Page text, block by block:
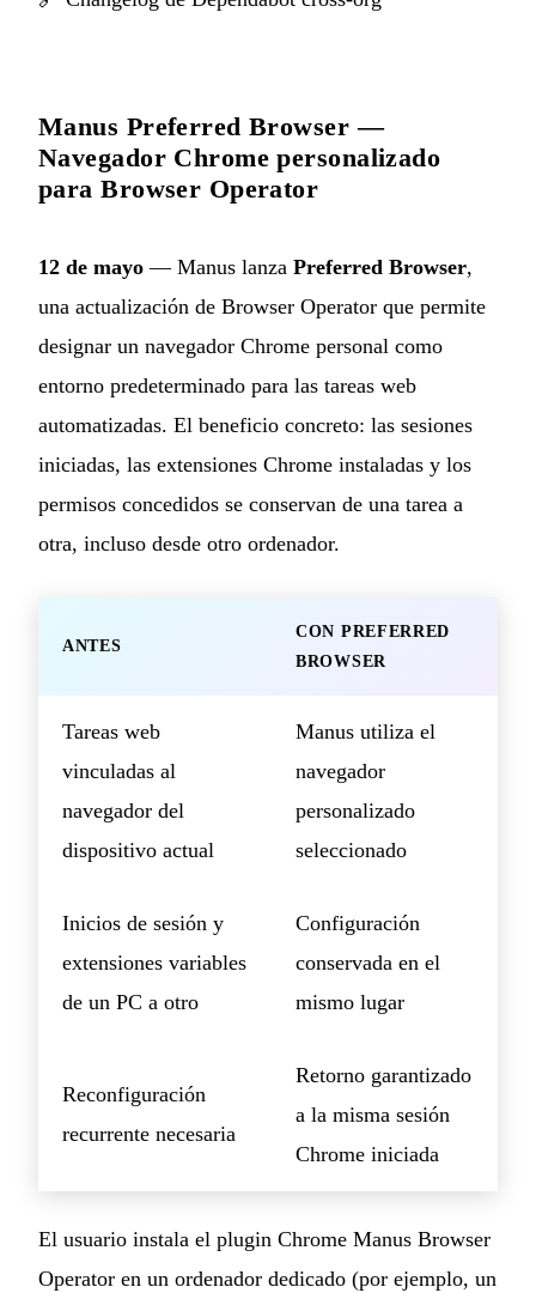
Manus Preferred Browser —
Navegador Chrome personalizado
para Browser Operator
12 de mayo — Manus lanza Preferred Browser,
una actualización de Browser Operator que permite
designar un navegador Chrome personal como
entorno predeterminado para las tareas web
automatizadas. El beneficio concreto: las sesiones
iniciadas, las extensiones Chrome instaladas y los
permisos concedidos se conservan de una tarea a
otra, incluso desde otro ordenador.
ANTES
CON PREFERRED
BROWSER
Tareas web
vinculadas al
navegador del
dispositivo actual
Manus utiliza el
navegador
personalizado
seleccionado
Inicios de sesión y
extensiones variables
de un PC a otro
Configuración
conservada en el
mismo lugar
Reconfiguración
recurrente necesaria
Retorno garantizado
a la misma sesión
Chrome iniciada
El usuario instala el plugin Chrome Manus Browser
Operator en un ordenador dedicado (por ejemplo, un